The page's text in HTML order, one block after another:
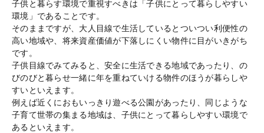
子供と暮らす環境で重視すべきは「子供にとって暮らしやすい
環境」であることです。
そのままですが、大人目線で生活しているとついつい利便性の
高い地域や、将来資産価値が下落しにくい物件に目がいきがち
です。
子供目線でみてみると、安全に生活できる地域であったり、の
びのびと暮らせ一緒に年を重ねていける物件のほうが暮らしや
すいといえます。
例えば近くにおもいっきり遊べる公園があったり、同じような
子育て世帯の集まる地域は、子供にとって暮らしやすい環境で
あるといえます。